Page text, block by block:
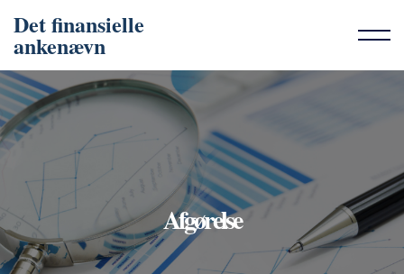
Det finansielle
ankenævn
Afgørelse